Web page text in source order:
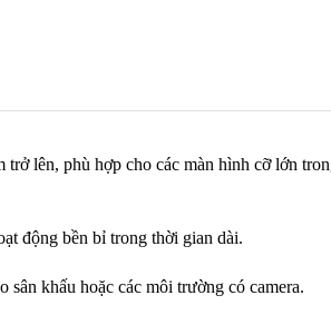
lên, phù hợp cho các màn hình cỡ lớn
động bền bỉ trong thời gian dài.
khấu hoặc các môi trường có camera.